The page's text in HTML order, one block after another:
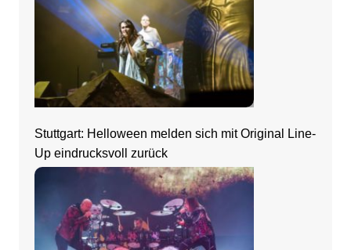
Stuttgart: Helloween melden sich mit Original Line-
Up eindrucksvoll zurück